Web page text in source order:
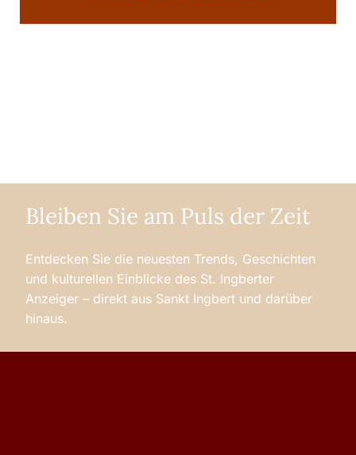
Bleiben Sie am Puls der Zeit
Entdecken Sie die neuesten Trends, Geschichten
und kulturellen Einblicke des St. Ingberter
Anzeiger – direkt aus Sankt Ingbert und darüber
hinaus.